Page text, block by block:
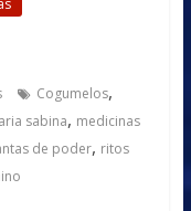
Cogumelos,
sabina, medicinas
de poder, ritos